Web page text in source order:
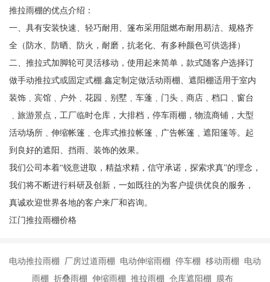
推拉雨棚的优点介绍：
一、具有安装快速、轻巧耐用、篷布采用阻燃布耐用易洁、规格齐
全（防水、防晒、防火，耐磨，抗老化、有多种颜色可供选择）
二、推拉式加脚轮可灵活移动，使用起来简单，款式随客户选择订
做手动推拉式或固定式棚.鑫定制定做活动雨棚、遮阳棚适用于室内
装饰﹑宾馆﹑户外﹑花园﹑别墅﹑车蓬﹑门头﹑商店﹑档口﹑窗台
﹑旅游景点，工厂临时仓库，大排档，停车雨棚，物流商铺，大型
活动场所﹑伸缩帐篷﹑仓库式推拉帐篷﹑广告帐篷﹑遮阳篷等。起
到良好的遮阳、挡雨、装饰的效果。
我们公司本着“锐意进取，精益求精，信守承诺，探索求真”的理念，
我们将不断进行科研及创新，一如既往的为客户提供优良的服务，
真诚欢迎世界各地的客户来厂和咨询。
江门推拉雨棚价格
电动推拉雨棚 厂房过道雨棚 电动伸缩雨棚 停车棚 移动雨棚 电动
雨棚 折叠雨棚 伸缩雨棚 推拉雨棚 仓库遮阳棚 膜布